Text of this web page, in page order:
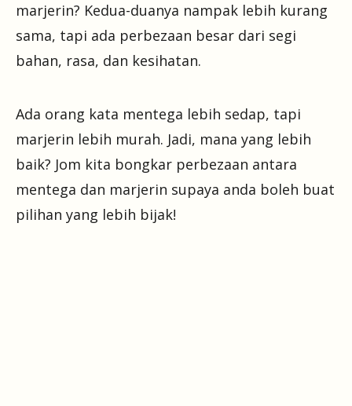
marjerin? Kedua-duanya nampak lebih kurang
sama, tapi ada perbezaan besar dari segi
bahan, rasa, dan kesihatan.
Ada orang kata mentega lebih sedap, tapi
marjerin lebih murah. Jadi, mana yang lebih
baik? Jom kita bongkar perbezaan antara
mentega dan marjerin supaya anda boleh buat
pilihan yang lebih bijak!